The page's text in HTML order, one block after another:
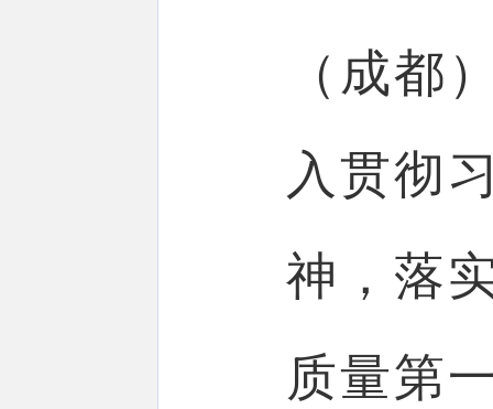
（成都
入贯彻
神，落
质量第